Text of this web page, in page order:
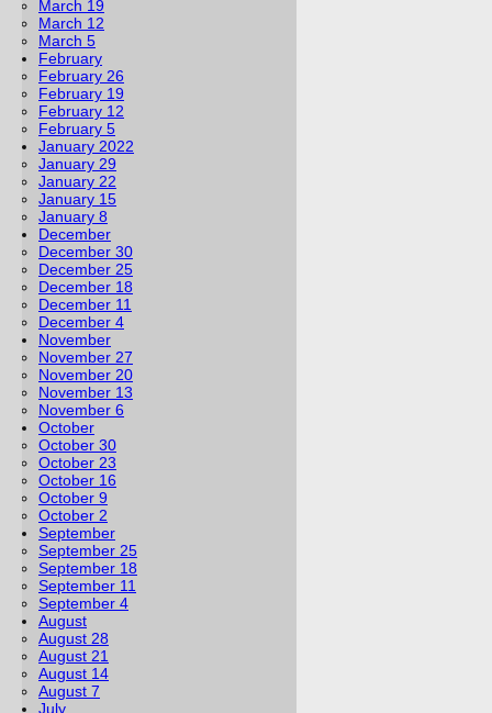
March 19
March 12
March 5
February
February 26
February 19
February 12
February 5
January 2022
January 29
January 22
January 15
January 8
December
December 30
December 25
December 18
December 11
December 4
November
November 27
November 20
November 13
November 6
October
October 30
October 23
October 16
October 9
October 2
September
September 25
September 18
September 11
September 4
August
August 28
August 21
August 14
August 7
July